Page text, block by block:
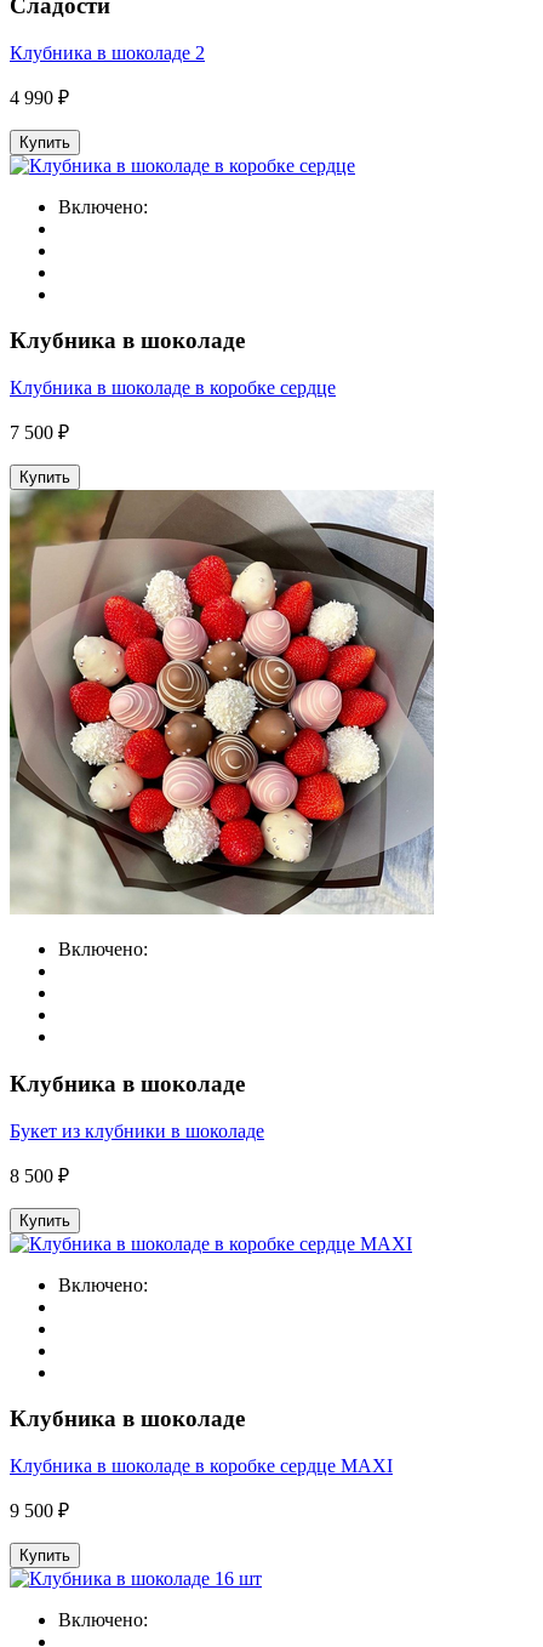
Сладости
Клубника в шоколаде 2
4 990 ₽
Купить
Включено:
Клубника в шоколаде
Клубника в шоколаде в коробке сердце
7 500 ₽
Купить
Включено:
Клубника в шоколаде
Букет из клубники в шоколаде
8 500 ₽
Купить
Включено:
Клубника в шоколаде
Клубника в шоколаде в коробке сердце MAXI
9 500 ₽
Купить
Включено: